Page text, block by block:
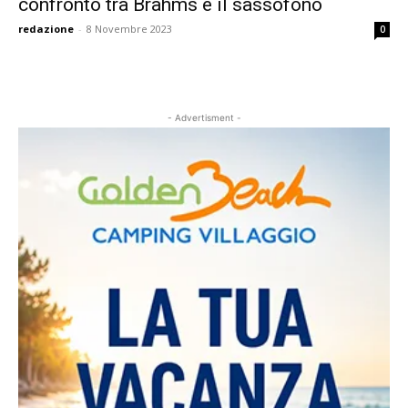
confronto tra Brahms e il sassofono
redazione - 8 Novembre 2023 0
- Advertisment -